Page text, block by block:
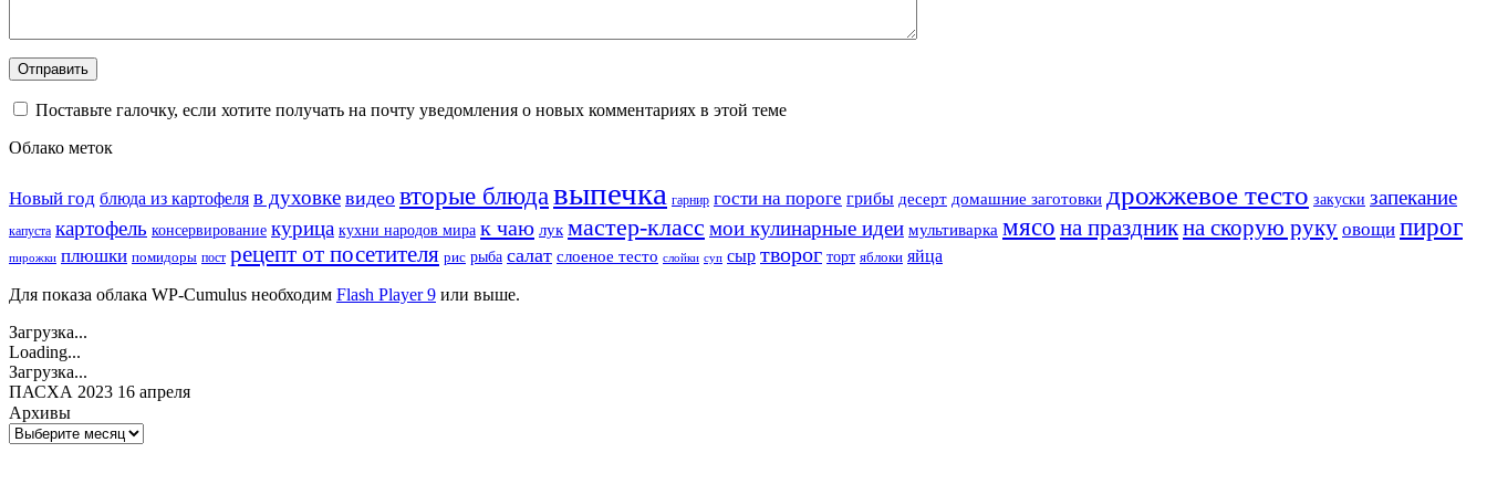
Поставьте галочку, если хотите получать на почту уведомления о новых комментариях в этой теме
Облако меток
Новый год блюда из картофеля в духовке видео вторые блюдавыпечка гарнир гости на пороге грибы десерт домашние заготовки дрожжевое тесто закуски запекание
капуста картофель консервирование курица кухни народов мира к чаю лук мастер-класс мои кулинарные идеи мультиварка мясо на праздникна скорую руку овощи пирог
пирожки плюшки помидоры пост рецепт от посетителя рис рыба салат слоеное тесто слойки суп сыр творог торт яблоки яйца
Для показа облака WP-Cumulus необходим Flash Player 9 или выше.
Загрузка...
Loading...
Загрузка...
ПАСХА 2023 16 апреля
Архивы
Архивы